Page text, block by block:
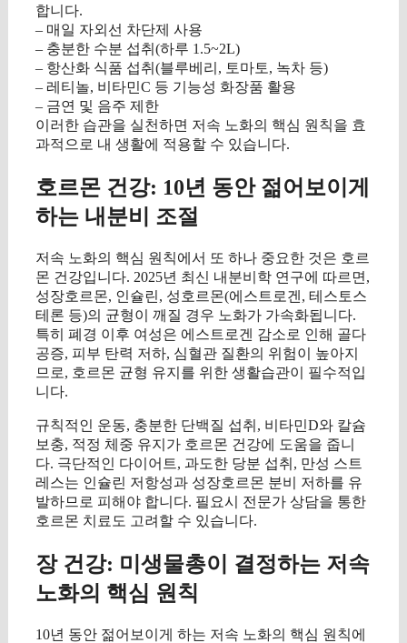
합니다.
– 매일 자외선 차단제 사용
– 충분한 수분 섭취(하루 1.5~2L)
– 항산화 식품 섭취(블루베리, 토마토, 녹차 등)
– 레티놀, 비타민C 등 기능성 화장품 활용
– 금연 및 음주 제한
이러한 습관을 실천하면 저속 노화의 핵심 원칙을 효
과적으로 내 생활에 적용할 수 있습니다.
호르몬 건강: 10년 동안 젊어보이게
하는 내분비 조절
저속 노화의 핵심 원칙에서 또 하나 중요한 것은 호르
몬 건강입니다. 2025년 최신 내분비학 연구에 따르면,
성장호르몬, 인슐린, 성호르몬(에스트로겐, 테스토스
테론 등)의 균형이 깨질 경우 노화가 가속화됩니다.
특히 폐경 이후 여성은 에스트로겐 감소로 인해 골다
공증, 피부 탄력 저하, 심혈관 질환의 위험이 높아지
므로, 호르몬 균형 유지를 위한 생활습관이 필수적입
니다.
규칙적인 운동, 충분한 단백질 섭취, 비타민D와 칼슘
보충, 적정 체중 유지가 호르몬 건강에 도움을 줍니
다. 극단적인 다이어트, 과도한 당분 섭취, 만성 스트
레스는 인슐린 저항성과 성장호르몬 분비 저하를 유
발하므로 피해야 합니다. 필요시 전문가 상담을 통한
호르몬 치료도 고려할 수 있습니다.
장 건강: 미생물총이 결정하는 저속
노화의 핵심 원칙
10년 동안 젊어보이게 하는 저속 노화의 핵심 원칙에